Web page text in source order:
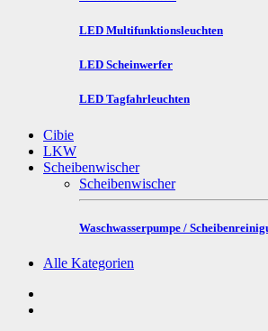
LED Multifunktionsleuchten
LED Scheinwerfer
LED Tagfahrleuchten
Cibie
LKW
Scheibenwischer
Scheibenwischer
Waschwasserpumpe /
Alle Kategorien